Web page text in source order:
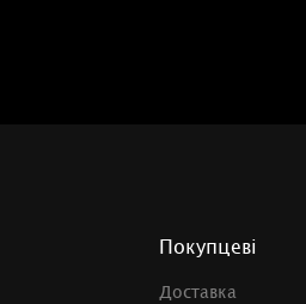
Покупцеві
Доставка